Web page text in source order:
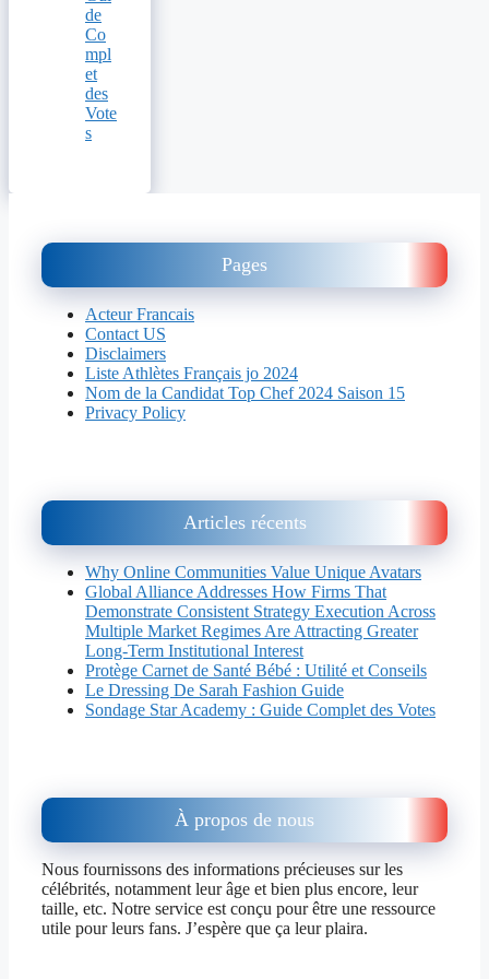
de
Co
mpl
et
des
Vote
s
Pages
Acteur Francais
Contact US
Disclaimers
Liste Athlètes Français jo 2024
Nom de la Candidat Top Chef 2024 Saison 15
Privacy Policy
Articles récents
Why Online Communities Value Unique Avatars
Global Alliance Addresses How Firms That
Demonstrate Consistent Strategy Execution Across
Multiple Market Regimes Are Attracting Greater
Long-Term Institutional Interest
Protège Carnet de Santé Bébé : Utilité et Conseils
Le Dressing De Sarah Fashion Guide
Sondage Star Academy : Guide Complet des Votes
À propos de nous
Nous fournissons des informations précieuses sur les
célébrités, notamment leur âge et bien plus encore, leur
taille, etc. Notre service est conçu pour être une ressource
utile pour leurs fans. J’espère que ça leur plaira.